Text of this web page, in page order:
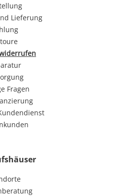
Lieferung
Fragen